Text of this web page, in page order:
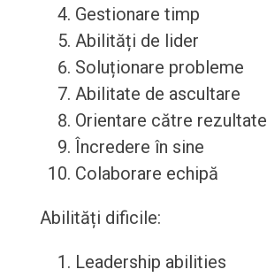
Gestionare timp
Abilități de lider
Soluționare probleme
Abilitate de ascultare
Orientare către rezultate
Încredere în sine
Colaborare echipă
Abilități dificile:
Leadership abilities